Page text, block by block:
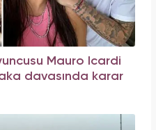
Mauro Icardi
davasında karar